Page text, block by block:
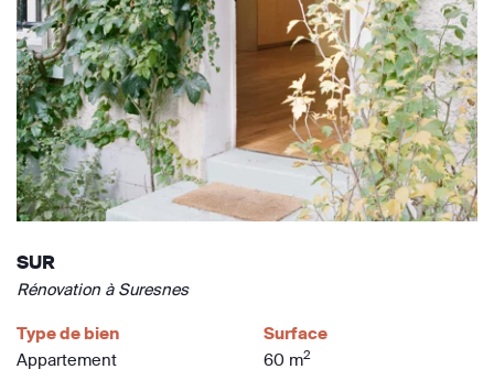
SUR
Rénovation à Suresnes
Type de bien
Appartement
Surface
60 m2